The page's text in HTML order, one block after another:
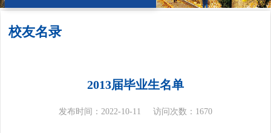
校友名录
位置: 首页» 校友*基金
2013届毕业生名单
发布时间：2022-10-11 访问次数： 1670